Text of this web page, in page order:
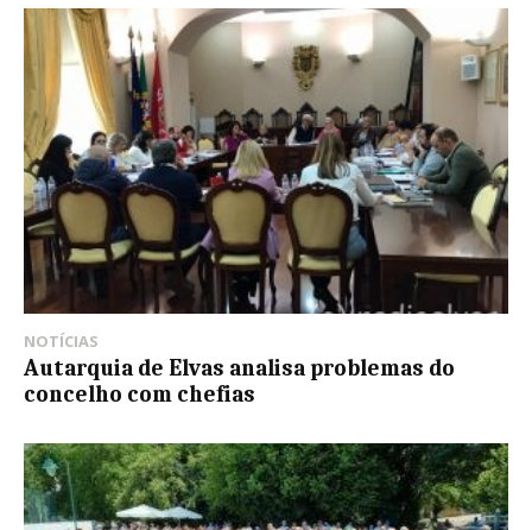
NOTÍCIAS
Autarquia de Elvas analisa problemas do
concelho com chefias